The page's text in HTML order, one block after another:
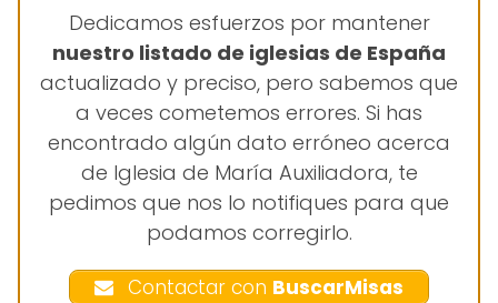
Dedicamos esfuerzos por mantener
nuestro listado de iglesias de España
actualizado y preciso, pero sabemos que
a veces cometemos errores. Si has
encontrado algún dato erróneo acerca
de Iglesia de María Auxiliadora, te
pedimos que nos lo notifiques para que
podamos corregirlo.
Contactar con BuscarMisas